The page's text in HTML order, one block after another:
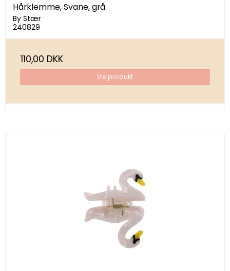
Hårklemme, Svane, grå
By Stær
240829
110,00 DKK
Vis produkt